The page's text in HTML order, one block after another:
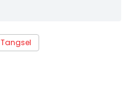
Tangsel